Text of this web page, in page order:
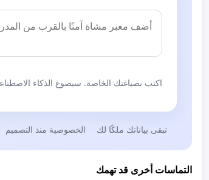
اكتب بصياغتك الخاصة. سيصوغ الذكاء
تبقى بياناتك ملكًا لك الخصوصية منذ التصميم
التماسات أخرى قد تهمك